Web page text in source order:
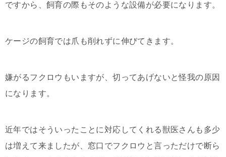
ですから、飼育の際もそのような設備が必要になります。
ケージの飼育では爪も削れずに伸びてきます。
嫌がるフクロウもいますが、切ってあげないと怪我の原因
になります。
近年ではそういったことに対応してくれる獣医さんも多少
は増えて来ましたが、窓口でフクロウと言っただけで断ら